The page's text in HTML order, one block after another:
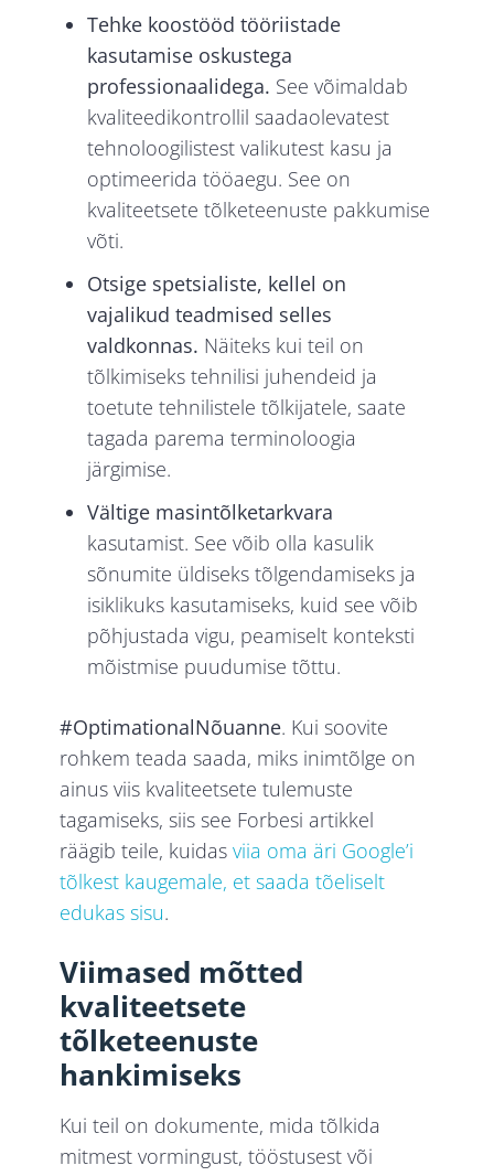
Tehke koostööd tööriistade
kasutamise oskustega
professionaalidega. See võimaldab
kvaliteedikontrollil saadaolevatest
tehnoloogilistest valikutest kasu ja
optimeerida tööaegu. See on
kvaliteetsete tõlketeenuste pakkumise
võti.
Otsige spetsialiste, kellel on
vajalikud teadmised selles
valdkonnas. Näiteks kui teil on
tõlkimiseks tehnilisi juhendeid ja
toetute tehnilistele tõlkijatele, saate
tagada parema terminoloogia
järgimise.
Vältige masintõlketarkvara
kasutamist. See võib olla kasulik
sõnumite üldiseks tõlgendamiseks ja
isiklikuks kasutamiseks, kuid see võib
põhjustada vigu, peamiselt konteksti
mõistmise puudumise tõttu.
#OptimationalNõuanne. Kui soovite
rohkem teada saada, miks inimtõlge on
ainus viis kvaliteetsete tulemuste
tagamiseks, siis see Forbesi artikkel
räägib teile, kuidasviia oma äri Google’i
tõlkest kaugemale, et saada tõeliselt
edukas sisu.
Viimased mõtted
kvaliteetsete
tõlketeenuste
hankimiseks
Kui teil on dokumente, mida tõlkida
mitmest vormingust, tööstusest või